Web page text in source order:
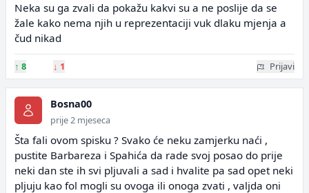
Neka su ga zvali da pokažu kakvi su a ne poslije da se
žale kako nema njih u reprezentaciji vuk dlaku mjenja a
čud nikad
↑ 8 ↓ 1 Prijavi
Bosna00
prije 2 mjeseca
Šta fali ovom spisku ? Svako će neku zamjerku naći ,
pustite Barbareza i Spahića da rade svoj posao do prije
neki dan ste ih svi pljuvali a sad i hvalite pa sad opet neki
pljuju kao fol mogli su ovoga ili onoga zvati , valjda oni